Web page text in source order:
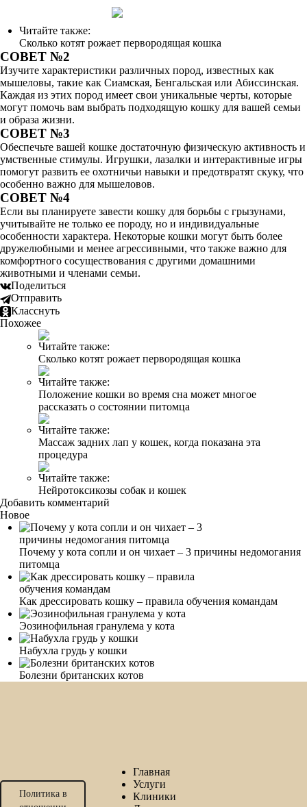
Читайте также:
Сколько котят рожает первородящая кошка
СОВЕТ №2
Изучите характеристики различных пород, известных как
мышеловы, такие как Сиамская, Бенгальская или Абиссинская.
Каждая из этих пород имеет свои уникальные черты, которые
могут помочь вам выбрать подходящую кошку для вашей семьи
и образа жизни.
СОВЕТ №3
Обеспечьте вашей кошке достаточную физическую активность и
умственные стимулы. Игрушки, лазалки и интерактивные игры
помогут развить ее охотничьи навыки и предотвратят скуку, что
особенно важно для мышеловов.
СОВЕТ №4
Если вы планируете завести кошку для борьбы с грызунами,
учитывайте не только ее породу, но и индивидуальные
особенности характера. Некоторые кошки могут быть более
дружелюбными и менее агрессивными, что также важно для
комфортного сосуществования с другими домашними
животными и членами семьи.
Поделиться
Отправить
Класснуть
Похожее
Читайте также:
Сколько котят рожает первородящая кошка
Читайте также:
Положение кошки во время сна может многое
рассказать о состоянии питомца
Читайте также:
Массаж задних лап у кошек, когда показана эта
процедура
Читайте также:
Нейротоксикозы собак и кошек
Добавить комментарий
Новое
Почему у кота сопли и он чихает – 3 причины недомогания
питомца
Как дрессировать кошку – правила обучения командам
Эозинофильная гранулема у кота
Набухла грудь у кошки
Болезни британских котов
Политика в
Главная
Услуги
Клиники